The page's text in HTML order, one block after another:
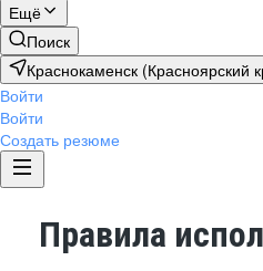
Ещё
Поиск
Краснокаменск (Красноярский
Войти
Войти
Создать резюме
Правила